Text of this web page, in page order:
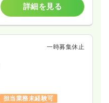
詳細を見る
一時募集休止
担当業務未経験可